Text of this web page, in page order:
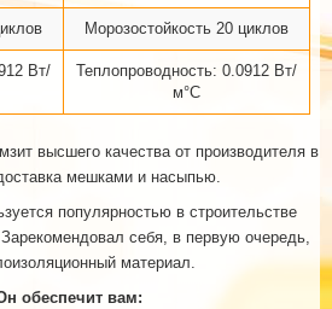
Морозостойкость 20 циклов
Вт/
Теплопроводность: 0.0912 Вт/
м°С
высшего качества от производителя в
мешками и насыпью.
популярностью в строительстве
себя, в первую очередь,
материал.
обеспечит вам: